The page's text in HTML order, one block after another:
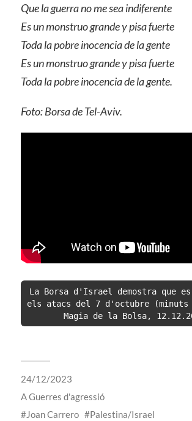
Que la guerra no me sea indiferente
Es un monstruo grande y pisa fuerte
Toda la pobre inocencia de la gente
Es un monstruo grande y pisa fuerte
Toda la pobre inocencia de la gente.
Foto: Borsa de Tel-Aviv.
La Borsa d'Israel demostra que
els atacs del 7 d'octubre (minuts
Magia de la Bolsa,
24/12/2023
AGuerres d'agressió
Joan Carrero
Palestina/Israel